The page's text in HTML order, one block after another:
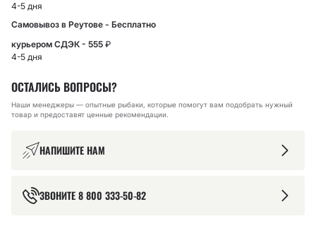
4-5 дня
Самовывоз в Реутове - Бесплатно
курьером СДЭК - 555 ₽
4-5 дня
ОСТАЛИСЬ ВОПРОСЫ?
Наши менеджеры — опытные рыбаки, которые помогут вам подобрать нужный
товар и предоставят ценные рекомендации.
НАПИШИТЕ НАМ
ЗВОНИТЕ8 800 333-50-82